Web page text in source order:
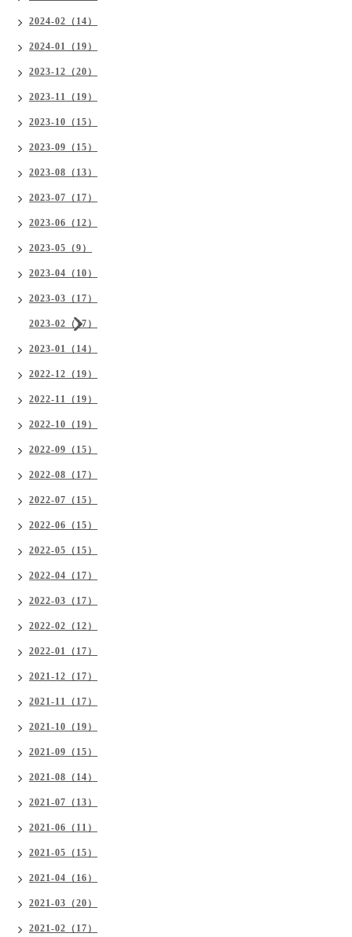
2024-02（14）
2024-01（19）
2023-12（20）
2023-11（19）
2023-10（15）
2023-09（15）
2023-08（13）
2023-07（17）
2023-06（12）
2023-05（9）
2023-04（10）
2023-03（17）
2023-02（17）
2023-01（14）
2022-12（19）
2022-11（19）
2022-10（19）
2022-09（15）
2022-08（17）
2022-07（15）
2022-06（15）
2022-05（15）
2022-04（17）
2022-03（17）
2022-02（12）
2022-01（17）
2021-12（17）
2021-11（17）
2021-10（19）
2021-09（15）
2021-08（14）
2021-07（13）
2021-06（11）
2021-05（15）
2021-04（16）
2021-03（20）
2021-02（17）